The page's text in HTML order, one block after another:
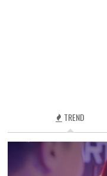
TREND